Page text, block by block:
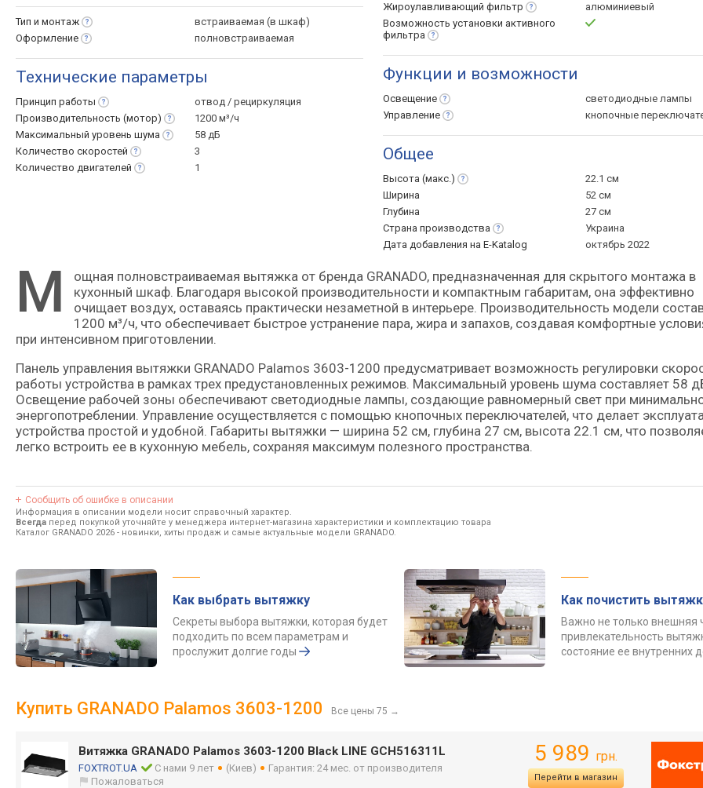
Тип и монтаж
встраиваемая (в шкаф)
Оформление
полновстраиваемая
Технические параметры
Принцип работы
отвод / рециркуляция
Производительность (мотор)
1200 м³/ч
Максимальный уровень шума
58 дБ
Количество скоростей
3
Количество двигателей 1
Жироулавливающий фильтр
алюминиевый
Возможность установки активного
фильтра
Функции и возможности
Освещение
светодиодные лампы
Управление
кнопочные
Общее
Высота (макс.)
22.1 см
Ширина
52 см
Глубина
27 см
Страна производства
Украина
Дата добавления на E-Katalog
октябрь 2022
М
ощная полновстраиваемая вытяжка от бренда GRANADO, предназначенная для скрытого монтажа в
кухонный шкаф. Благодаря высокой производительности и компактным габаритам, она эффективно
очищает воздух, оставаясь практически незаметной в интерьере. Производительность модели
1200 м³/ч, что обеспечивает быстрое устранение пара, жира и запахов, создавая комфортные
при интенсивном приготовлении.
Панель управления вытяжки GRANADO Palamos 3603-1200 предусматривает возможность регулировки
работы устройства в рамках трех предустановленных режимов. Максимальный уровень шума составляет 58
Освещение рабочей зоны обеспечивают светодиодные лампы, создающие равномерный свет при
энергопотреблении. Управление осуществляется с помощью кнопочных переключателей, что делает
устройства простой и удобной. Габариты вытяжки — ширина 52 см, глубина 27 см, высота 22.1 см, что
легко встроить ее в кухонную мебель, сохраняя максимум полезного пространства.
Сообщить об ошибке в описании
Информация в описании модели носит справочный характер.
Всегда перед покупкой уточняйте у менеджера интернет-магазина характеристики и комплектацию товара
Каталог GRANADO 2026 - новинки, хиты продаж и самые актуальные модели GRANADO.
Как выбрать вытяжку
Секреты выбора вытяжки, которая будет
подходить по всем параметрам и
прослужит долгие годы
Как почистить
Важно не только внешняя
привлекательность
состояние ее внутренних
Купить GRANADO Palamos 3603-1200 Все цены 75 →
Витяжка GRANADO Palamos 3603-1200 Black LINE GCH516311L
FOXTROT.UA С нами 9 лет (Киев)
Гарантия: 24 мес. от производителя
Пожаловаться
5 989 грн.
Перейти в магазин